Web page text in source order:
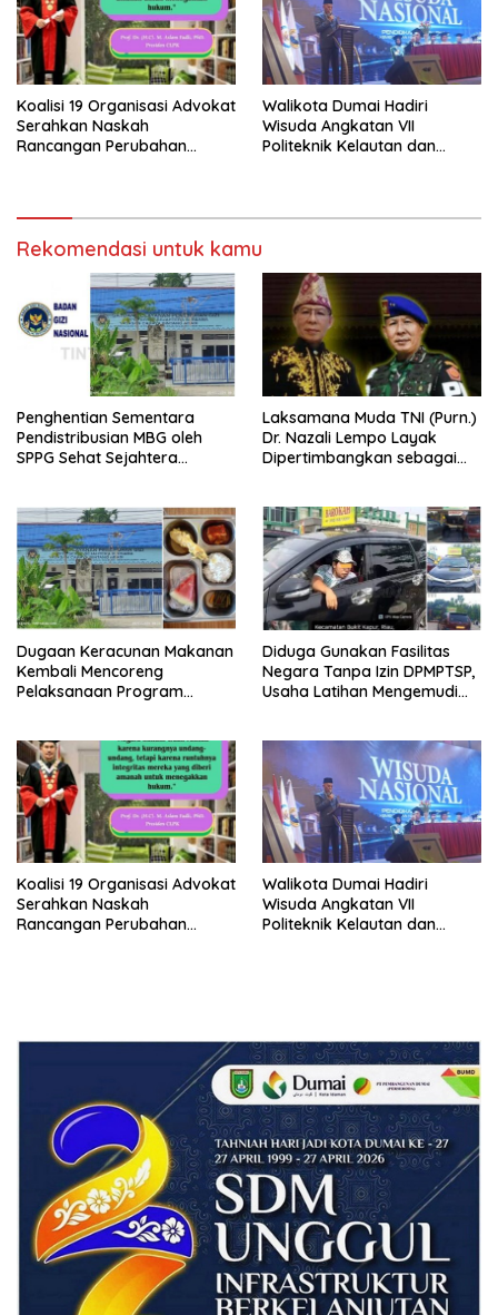
Koalisi 19 Organisasi Advokat
Serahkan Naskah
Rancangan Perubahan
Walikota Dumai Hadiri
Wisuda Angkatan VII
Politeknik Kelautan dan
Rekomendasi untuk kamu
Penghentian Sementara
Pendistribusian MBG oleh
SPPG Sehat Sejahtera
Laksamana Muda TNI (Purn.)
Dr. Nazali Lempo Layak
Dipertimbangkan sebagai
Berkompromi terhadap
Penegakan Hukum
Dugaan Keracunan Makanan
Kembali Mencoreng
Pelaksanaan Program
Bersama Kota Dumai
Diduga Gunakan Fasilitas
Negara Tanpa Izin DPMPTSP,
Usaha Latihan Mengemudi
Koalisi 19 Organisasi Advokat
Serahkan Naskah
Rancangan Perubahan
Walikota Dumai Hadiri
Wisuda Angkatan VII
Politeknik Kelautan dan